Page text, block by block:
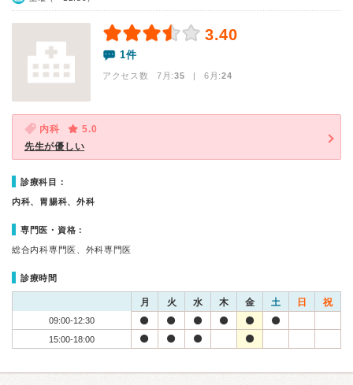
3.40
1件
アクセス数 7月:35 | 6月:24
内科
5.0
先生が優しい
診療科目：
内科、胃腸科、外科
専門医・資格：
総合内科専門医、外科専門医
診療時間
月 火 水 木 金 土 日 祝
09:00-12:30
15:00-18:00